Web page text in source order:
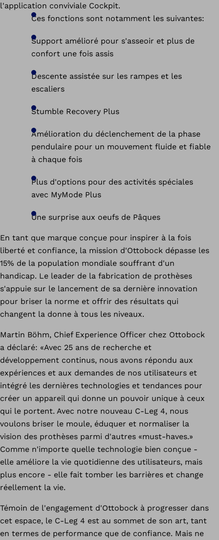
l'application conviviale Cockpit.
Ces fonctions sont notamment les suivantes:
Support amélioré pour s'asseoir et plus de
confort une fois assis
Descente assistée sur les rampes et les
escaliers
Stumble Recovery Plus
Amélioration du déclenchement de la phase
pendulaire pour un mouvement fluide et fiable
à chaque fois
Plus d'options pour des activités spéciales
avec MyMode Plus
Une surprise aux oeufs de Pâques
En tant que marque conçue pour inspirer à la fois
liberté et confiance, la mission d'Ottobock dépasse les
15% de la population mondiale souffrant d'un
handicap. Le leader de la fabrication de prothèses
s'appuie sur le lancement de sa dernière innovation
pour briser la norme et offrir des résultats qui
changent la donne à tous les niveaux.
Martin Böhm, Chief Experience Officer chez Ottobock
a déclaré: «Avec 25 ans de recherche et
développement continus, nous avons répondu aux
expériences et aux demandes de nos utilisateurs et
intégré les dernières technologies et tendances pour
créer un appareil qui donne un pouvoir unique à ceux
qui le portent. Avec notre nouveau C-Leg 4, nous
voulons briser le moule, éduquer et normaliser la
vision des prothèses parmi d'autres «must-haves.»
Comme n'importe quelle technologie bien conçue -
elle améliore la vie quotidienne des utilisateurs, mais
plus encore - elle fait tomber les barrières et change
réellement la vie.
Témoin de l'engagement d'Ottobock à progresser dans
cet espace, le C-Leg 4 est au sommet de son art, tant
en termes de performance que de confiance. Mais ne